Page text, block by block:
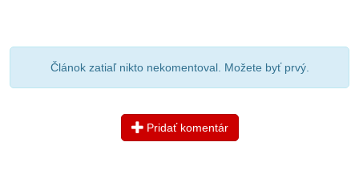
Článok zatiaľ nikto nekomentoval. Možete byť prvý.
Pridať komentár